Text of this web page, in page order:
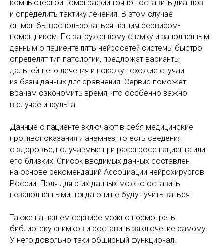
компьютерной томографии точно поставить диагноз
и определить тактику лечения. В этом случае
он мог бы воспользоваться нашим сервисом-
помощником. По загруженному снимку и заполненным
данным о пациенте пять нейросетей системы быстро
определят тип патологии, предложат варианты
дальнейшего лечения и покажут схожие случаи
из базы данных для сравнения. Сервис поможет
врачам сэкономить время, что особенно важно
в случае инсульта.
Данные о пациенте включают в себя медицинские
противопоказания и анамнез, то есть сведения
о здоровье, получаемые при расспросе пациента или
его близких. Список вводимых данных составлен
на основе рекомендаций Ассоциации нейрохирургов
России. Поля для этих данных можно оставить
незаполненными, тогда они не будут учитываться.
Также на нашем сервисе можно посмотреть
библиотеку снимков и составить заключение самому.
У него довольно-таки обширный функционал.